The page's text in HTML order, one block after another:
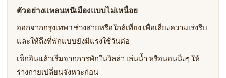
ตัวอย่างแพลนหนีเมืองแบบไม่เหนื่อย
ออกจากกรุงเทพฯ ช่วงสายหรือใกล้เที่ยง เพื่อเลี่ยงความเร่งรีบ
และให้ถึงที่พักแบบยังมีแรงใช้วันต่อ
เช็กอินแล้วเริ่มจากการพักในวิลล่า เล่นน้ำ หรือนอนนิ่งๆ ให้
ร่างกายเปลี่ยนจังหวะก่อน